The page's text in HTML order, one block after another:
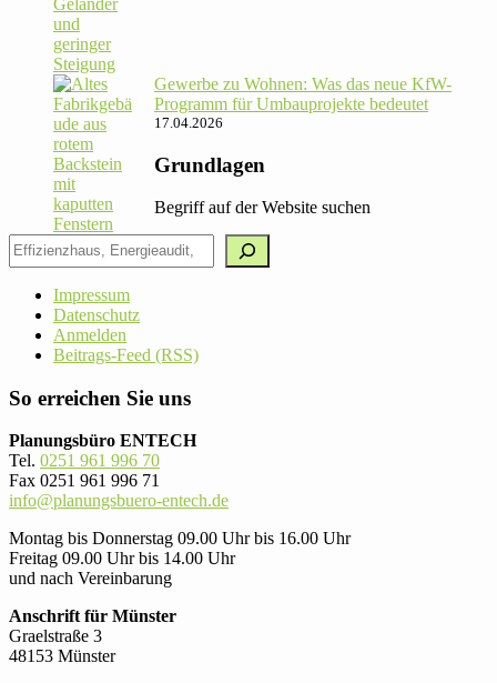
Gewerbe zu Wohnen: Was das neue KfW-
Pro­gramm für Umbau­pro­jekte bedeutet
17.04.2026
Grundlagen
Begriff auf der Website suchen
Impressum
Datenschutz
Anmelden
Beitrags-Feed (RSS)
So erreichen Sie uns
Planungsbüro ENTECH
Tel. 0251 961 996 70
Fax 0251 961 996 71
info@planungsbuero-entech.de
Montag bis Donnerstag 09.00 Uhr bis 16.00 Uhr
Freitag 09.00 Uhr bis 14.00 Uhr
und nach Vereinbarung
Anschrift für Münster
Graelstraße 3
48153 Münster